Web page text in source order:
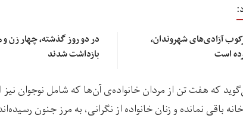
آزادی‌های شهروندان،
است
بازداشت شدند
که هفت تن از مردان خانواده‌ی آن‌ها که شامل نوجوان
باقی نمانده و زنان خانواده از نگرانی، به مرز جنون